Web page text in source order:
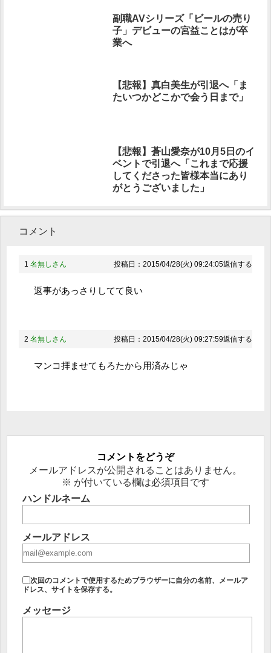
副職AVシリーズ「ビールの売り
子」デビューの宮益ことはが卒
業へ
【悲報】真白美生が引退へ「ま
たいつかどこかで会う日まで」
【悲報】蒼山愛奈が10月5日のイ
ベントで引退へ「これまで応援
してくださった皆様本当にあり
がとうございました」
コメント
1 名無しさん 投稿日：2015/04/28(火) 09:24:05返信する
返事があっさりしてて良い
2 名無しさん 投稿日：2015/04/28(火) 09:27:59返信する
マンコ拝ませてもろたから用済みじゃ
コメントをどうぞ
メールアドレスが公開されることはありません。
※ が付いている欄は必須項目です
ハンドルネーム
メールアドレス
次回のコメントで使用するためブラウザーに自分の名前、メールア
ドレス、サイトを保存する。
メッセージ